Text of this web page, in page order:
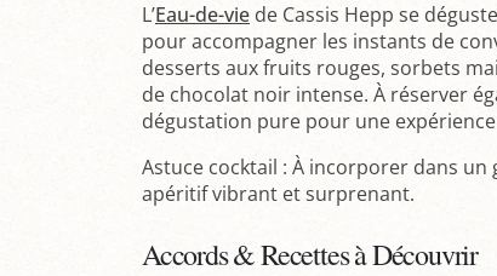
L’Eau-de-viede Cassis Hepp se
pour accompagner les instants de
desserts aux fruits rouges, sorbets
de chocolat noir intense. À réserver
dégustation pure pour une
Astuce cocktail : À incorporer dans un
apéritif vibrant et surprenant.
Accords & Recettes à Découvrir